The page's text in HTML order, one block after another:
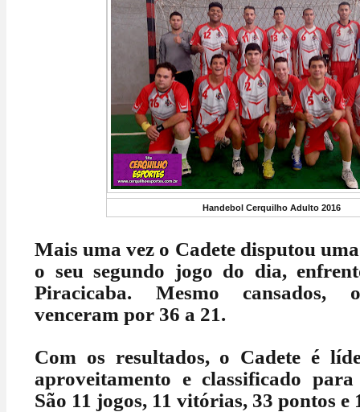
Handebol Cerquilho Adulto 2016
Mais uma vez o Cadete disputou
o seu segundo jogo do dia,
Piracicaba. Mesmo cansados,
venceram por 36 a 21.
Com os resultados, o Cadete é
aproveitamento e classificado
São 11 jogos, 11 vitórias, 33 pontos e